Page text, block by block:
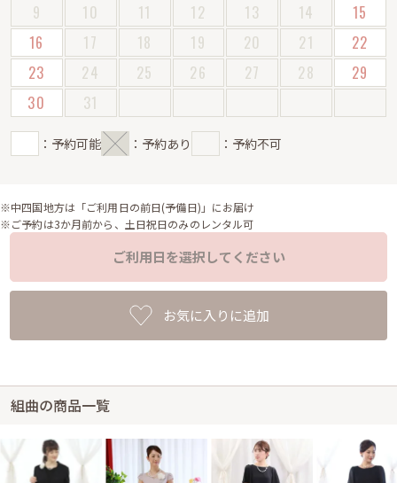
9
10 11 12 13 14
15
16
17 18 19 20 21
22
23
24 25 26 27 28
29
30
31
：予約可能 ：予約あり ：予約不可
※中四国地方は「ご利用日の前日(予備日)」にお届け
※ご予約は3か月前から、土日祝日のみのレンタル可
ご利用日を選択してください
お気に入りに追加
組曲の商品一覧